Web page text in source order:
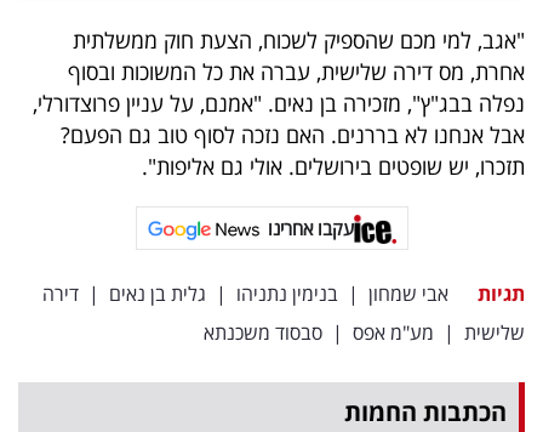
"אגב, למי מכם שהספיק לשכוח, הצעת חוק ממשלתית
אחרת, מס דירה שלישית, עברה את כל המשוכות ובסוף
נפלה בבג"ץ", מזכירה בן נאים. "אמנם, על עניין פרוצדורלי,
אבל אנחנו לא בררנים. האם נזכה לסוף טוב גם הפעם?
תזכרו, יש שופטים בירושלים. אולי גם אליפות".
עקבו אחרינו
תגיות אבי שמחון | בנימין נתניהו | גלית בן נאים | דירה
שלישית | מע"מ אפס | סבסוד משכנתא
הכתבות החמות